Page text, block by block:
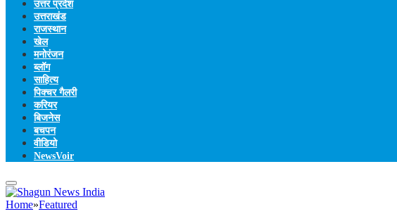
उत्तर प्रदेश
उत्तराखंड
राजस्थान
खेल
मनोरंजन
ब्लॉग
साहित्य
पिक्चर गैलरी
करियर
बिजनेस
बचपन
वीडियो
NewsVoir
Home»Featured